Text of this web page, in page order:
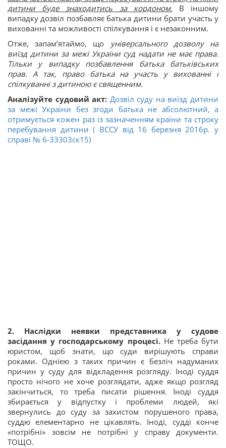
дитини буде знаходитись за кордоном. В іншому
випадку дозвіл позбавляє батька дитини брати участь у
вихованні та можливості спілкування і є незаконним.
Отже, запам’ятаймо, що
універсального дозволу на
виїзд дитини за межі України суд надати не має права.
Тільки у випадку позбавлення батька батьківських
прав. А так, право батька на участь у вихованні і
спілкуванні з дитиною є священним.
Аналізуйте судовий акт: Дозвіл суду на виїзд дитини
за межі України без згоди батька не абсолютний, а
отримується кожен раз із зазначенням країни та строку
перебування дитини ( ВССУ від 16 березня 2016р. у
справі № 6-33303ск15)
2.
Наслідки неявки представника у судове
засідання у господарському процесі. Не треба бути
юристом, щоб знати, що суди вирішують справи
роками. Однією з таких причин є безліч надуманих
причин у суду для відкладення розгляду. Іноді суддя
просто нічого не хоче розглядати, адже якщо розгляд
закінчиться, то треба писати рішення. Іноді суддя
збирається у відпустку і проблеми людей, які
звернулись до суду за захистом порушеного права,
суддю елементарно не цікавлять. Іноді, судді конче
«потрібні» зовсім не потрібні у справу документи.
ТОЩО.